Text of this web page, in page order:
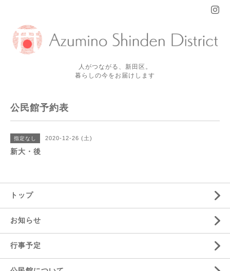
人がつながる、新田区。
暮らしの今をお届けします
公民館予約表
指定なし 2020-12-26 (土)
新大・後
トップ
お知らせ
行事予定